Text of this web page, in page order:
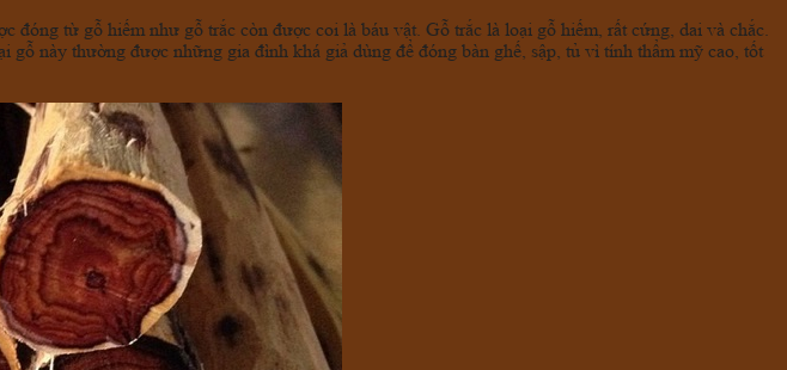
từ gỗ hiếm như gỗ trắc còn được coi là báu vật. Gỗ trắc là loại gỗ hiếm, rất cứng, dai và chắc.
này thường được những gia đình khá giả dùng để đóng bàn ghế, sập, tủ vì tính thẩm mỹ cao, tốt